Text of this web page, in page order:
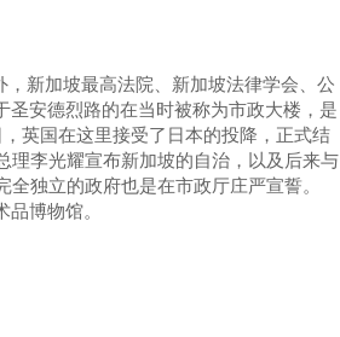
新加坡最高法院、新加坡法律学会、公
安德烈路的在当时被称为市政大楼，是
英国在这里接受了日本的投降，正式结
理李光耀宣布新加坡的自治，以及后来与
独立的政府也是在市政厅庄严宣誓。
博物馆。